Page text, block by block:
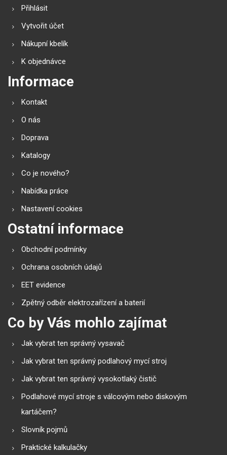
Přihlásit
Vytvořit účet
Nákupní kbelík
K objednávce
Informace
Kontakt
O nás
Doprava
Katalogy
Co je nového?
Nabídka práce
Nastavení cookies
Ostatní informace
Obchodní podmínky
Ochrana osobních údajů
EET evidence
Zpětný odběr elektrozařízení a baterií
Co by Vás mohlo zajímat
Jak vybrat ten správný vysavač
Jak vybrat ten správný podlahový mycí stroj
Jak vybrat ten správný vysokotlaký čistič
Podlahové mycí stroje s válcovým nebo diskovým
kartáčem?
Slovník pojmů
Praktické kalkulačky